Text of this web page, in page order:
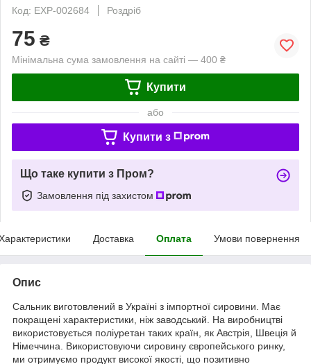
Код: EXP-002684
Роздріб
75 ₴
Мінімальна сума замовлення на сайті — 400 ₴
Купити
або
Купити з
Що таке купити з Пром?
Замовлення під захистом
Доставка Оплата Умови повернення
Опис
Сальник виготовлений в Україні з імпортної сировини. Має
покращені характеристики, ніж заводський. На виробництві
використовується поліуретан таких країн, як Австрія, Швеція й
Німеччина. Використовуючи сировину європейського ринку,
ми отримуємо продукт високої якості, що позитивно